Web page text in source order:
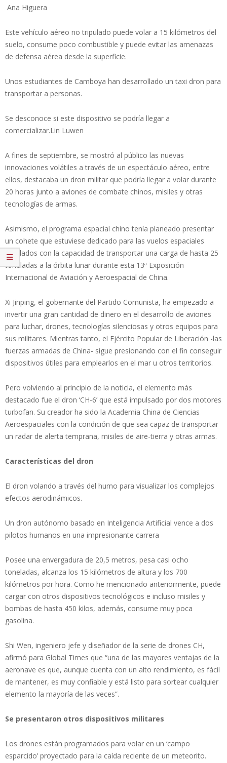
Ana Higuera
Este vehículo aéreo no tripulado puede volar a 15 kilómetros del
suelo, consume poco combustible y puede evitar las amenazas
de defensa aérea desde la superficie.
Unos estudiantes de Camboya han desarrollado un taxi dron para
transportar a personas.
Se desconoce si este dispositivo se podría llegar a
comercializar.Lin Luwen
A fines de septiembre, se mostró al público las nuevas
innovaciones volátiles a través de un espectáculo aéreo, entre
ellos, destacaba un dron militar que podría llegar a volar durante
20 horas junto a aviones de combate chinos, misiles y otras
tecnologías de armas.
Asimismo, el programa espacial chino tenía planeado presentar
un cohete que estuviese dedicado para las vuelos espaciales
tripulados con la capacidad de transportar una carga de hasta 25
toneladas a la órbita lunar durante esta 13ª Exposición
Internacional de Aviación y Aeroespacial de China.
Xi Jinping, el gobernante del Partido Comunista, ha empezado a
invertir una gran cantidad de dinero en el desarrollo de aviones
para luchar, drones, tecnologías silenciosas y otros equipos para
sus militares. Mientras tanto, el Ejército Popular de Liberación -las
fuerzas armadas de China- sigue presionando con el fin conseguir
dispositivos útiles para emplearlos en el mar u otros territorios.
Pero volviendo al principio de la noticia, el elemento más
destacado fue el dron ‘CH-6’ que está impulsado por dos motores
turbofan. Su creador ha sido la Academia China de Ciencias
Aeroespaciales con la condición de que sea capaz de transportar
un radar de alerta temprana, misiles de aire-tierra y otras armas.
Características del dron
El dron volando a través del humo para visualizar los complejos
efectos aerodinámicos.
Un dron autónomo basado en Inteligencia Artificial vence a dos
pilotos humanos en una impresionante carrera
Posee una envergadura de 20,5 metros, pesa casi ocho
toneladas, alcanza los 15 kilómetros de altura y los 700
kilómetros por hora. Como he mencionado anteriormente, puede
cargar con otros dispositivos tecnológicos e incluso misiles y
bombas de hasta 450 kilos, además, consume muy poca
gasolina.
Shi Wen, ingeniero jefe y diseñador de la serie de drones CH,
afirmó para Global Times que “una de las mayores ventajas de la
aeronave es que, aunque cuenta con un alto rendimiento, es fácil
de mantener, es muy confiable y está listo para sortear cualquier
elemento la mayoría de las veces”.
Se presentaron otros dispositivos militares
Los drones están programados para volar en un ‘campo
esparcido’ proyectado para la caída reciente de un meteorito.